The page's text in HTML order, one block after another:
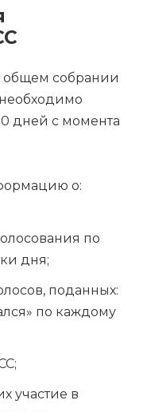
собрании
дней с момента
о:
по
дня;
поданных:
по каждому
участие в